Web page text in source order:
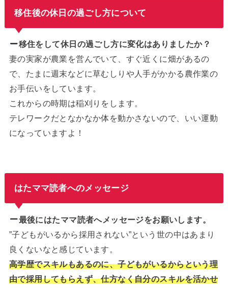
移住後の休日の過ごし方について
移住をして休日の過ごし方に変化はありましたか？
妻の実家が農業を営んでいて、すぐ近くに畑があるの
で、たまに週末などに草むしりや人手がかかる農作業の
お手伝いをしています。
これからの時期は稲刈りをします。
テレワークだとなかなか体を動かさないので、いい運動
になっていますよ！
はたママ読者へのメッセージ
最後にはたママ読者へメッセージをお願いします。
”子どもがいるから採用されない”という世の中はあまり
良くないなと感じています。
高学歴でスキルもあるのに、子どもがいるからという理
由で採用してもらえず、仕方なく自分のスキルを活かせ